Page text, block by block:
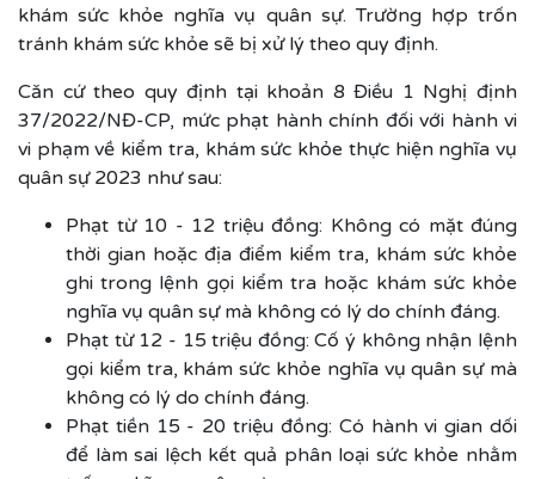
khám sức khỏe nghĩa vụ quân sự. Trường hợp trốn
tránh khám sức khỏe sẽ bị xử lý theo quy định.
Căn cứ theo quy định tại khoản 8 Điều 1 Nghị định
37/2022/NĐ-CP, mức phạt hành chính đối với hành vi
vi phạm về kiểm tra, khám sức khỏe thực hiện nghĩa vụ
quân sự 2023 như sau:
Phạt từ 10 - 12 triệu đồng: Không có mặt đúng
thời gian hoặc địa điểm kiểm tra, khám sức khỏe
ghi trong lệnh gọi kiểm tra hoặc khám sức khỏe
nghĩa vụ quân sự mà không có lý do chính đáng.
Phạt từ 12 - 15 triệu đồng: Cố ý không nhận lệnh
gọi kiểm tra, khám sức khỏe nghĩa vụ quân sự mà
không có lý do chính đáng.
Phạt tiền 15 - 20 triệu đồng: Có hành vi gian dối
để làm sai lệch kết quả phân loại sức khỏe nhằm